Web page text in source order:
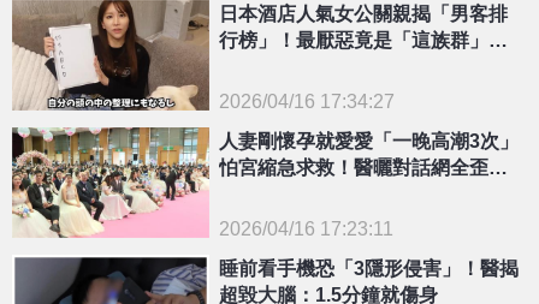
{PLAYICON}
日本酒店人氣女公關親揭「男客排
行榜」！最厭惡竟是「這族群」網
2026/04/16 17:34:27
人妻剛懷孕就愛愛「一晚高潮3次」
怕宮縮急求救！醫曬對話網全歪
2026/04/16 17:23:11
睡前看手機恐「3隱形侵害」！醫揭
超毀大腦：1.5分鐘就傷身